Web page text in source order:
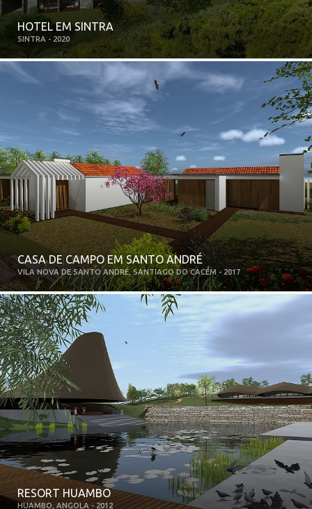
HOTEL EM SINTRA
SINTRA - 2020
CASA DE CAMPO EM SANTO ANDRÉ
VILA NOVA DE SANTO ANDRÉ, SANTIAGO DO CACÉM - 2017
RESORT HUAMBO
HUAMBO, ANGOLA - 2012